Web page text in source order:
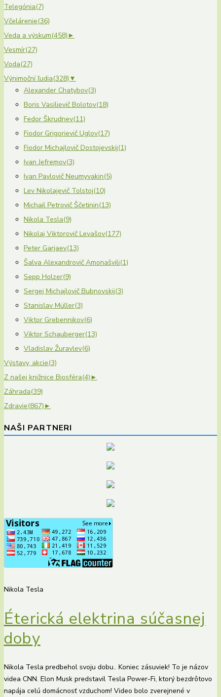
Telegónia(7)
Včelárenie(36)
Veda a výskum(458)►
Vesmír(27)
Voda(27)
Výnimoční ľudia(328) ▼
Alexander Chatybov(3)
Boris Vasilievič Bolotov(18)
Fedor Škrudnev(11)
Fiodor Grigorievič Uglov(17)
Fiodor Michajlovič Dostojevskij(1)
Ivan Jefremov(3)
Ivan Pavlovič Neumyvakin(5)
Lev Nikolajevič Tolstoj(10)
Michail Petrovič Ščetinin(13)
Nikola Tesla(9)
Nikolaj Viktorovič Levašov(177)
Peter Garjaev(13)
Šalva Alexandrovič Amonašvili(1)
Sepp Holzer(9)
Sergej Michajlovič Bubnovskij(3)
Stanislav Müller(3)
Viktor Grebennikov(6)
Viktor Schauberger(13)
Vladislav Žuravlev(6)
Výstavy, akcie(3)
Z našej knižnice Biosféra(4)►
Záhrada(39)
Zdravie(867)►
NAŠI PARTNERI
Nikola Tesla
Éterická elektrina súčasnej
doby
Nikola Tesla predbehol svoju dobu.. Koniec zásuviek! To je názov
videa CNN. Elon Musk predstavil Tesla Power-Fi, ktorý bezdrôtovo
napája celú domácnosť vzduchom! Video bolo zverejnené v